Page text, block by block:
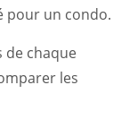
pour un condo.
de chaque
les